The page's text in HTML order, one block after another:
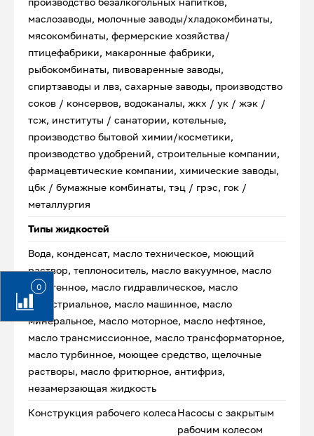
0
маслозаводы, молочные заводы/хладокомбинаты,
мясокомбинаты, фермерские хозяйства/
птицефабрики, макаронные фабрики,
рыбокомбинаты, пивоваренные заводы,
спиртзаводы и лвз, сахарные заводы, производство
соков / консервов, водоканалы, жкх / ук / жэк /
тсж, институты / санатории, котельные,
производство бытовой химии/косметики,
производство удобрений, строительные компании,
фармацевтические компании, химические заводы,
цбк / бумажные комбинаты, тэц / грэс, гок /
металлургия
Типы жидкостей
Вода, конденсат, масло техническое, моющий
раствор, теплоноситель, масло вакуумное, масло
веретенное, масло гидравлическое, масло
индустриальное, масло машинное, масло
минеральное, масло моторное, масло нефтяное,
масло трансмиссионное, масло трансформаторное,
масло турбинное, моющее средство, щелочные
растворы, масло фритюрное, антифриз,
незамерзающая жидкость
Конструкция рабочего колесаНасосы с закрытым
рабочим колесом